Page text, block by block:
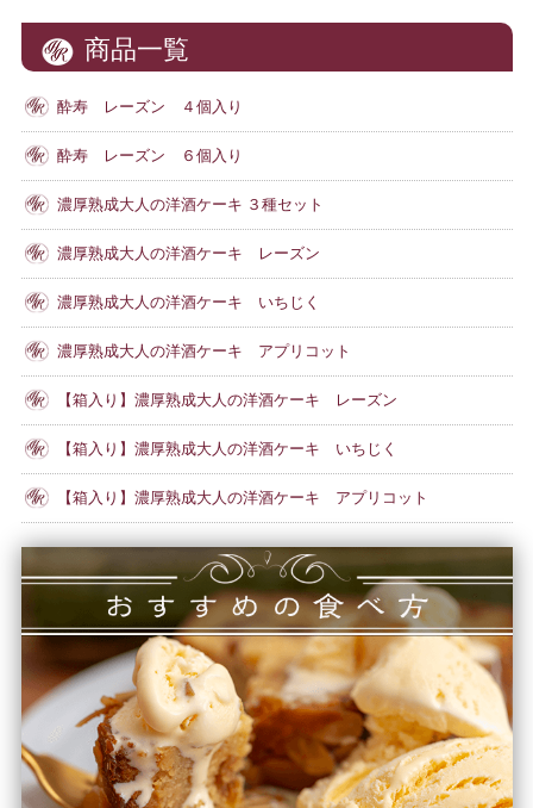
商品一覧
酔寿 レーズン ４個入り
酔寿 レーズン ６個入り
濃厚熟成大人の洋酒ケーキ ３種セット
濃厚熟成大人の洋酒ケーキ レーズン
濃厚熟成大人の洋酒ケーキ いちじく
濃厚熟成大人の洋酒ケーキ アプリコット
【箱入り】濃厚熟成大人の洋酒ケーキ レーズン
【箱入り】濃厚熟成大人の洋酒ケーキ いちじく
【箱入り】濃厚熟成大人の洋酒ケーキ アプリコット